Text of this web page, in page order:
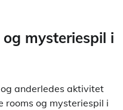
mysteriespil i
anderledes aktivitet
rooms og mysteriespil i